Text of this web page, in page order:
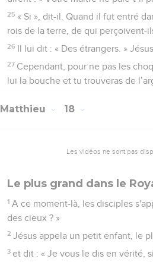
25 « Si », dit-il. Quand il fut entré
rois de la terre, de qui perçoivent-
26 Il lui dit : « Des étrangers. »
27 Cependant, pour ne pas les
lui la bouche et tu trouveras de
Matthieu 18
Les vidéos ne sont pas
Le plus grand dans le
1 A ce moment-là, les disciples
des cieux ? »
2 Jésus appela un petit enfant, le
3 et dit : « Je vous le dis en vérité,